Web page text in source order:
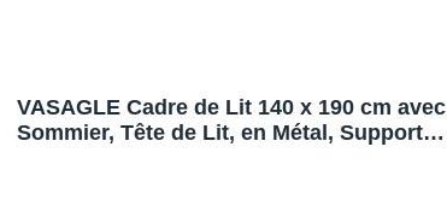
VASAGLE Cadre de Lit 140 x 190 cm avec
Sommier, Tête de Lit, en Métal, Supporte